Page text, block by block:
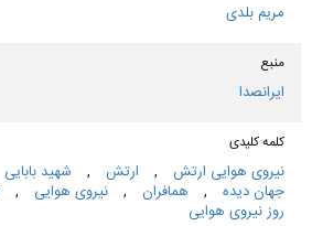
مریم بلدی
منبع
ایرانصدا
کلمه کلیدی
نیروی هوایی ارتش , ارتش , شهید بابایی
جهان‌ دیده
, همافران , نیروی هوایی ,
روز نیروی هوایی